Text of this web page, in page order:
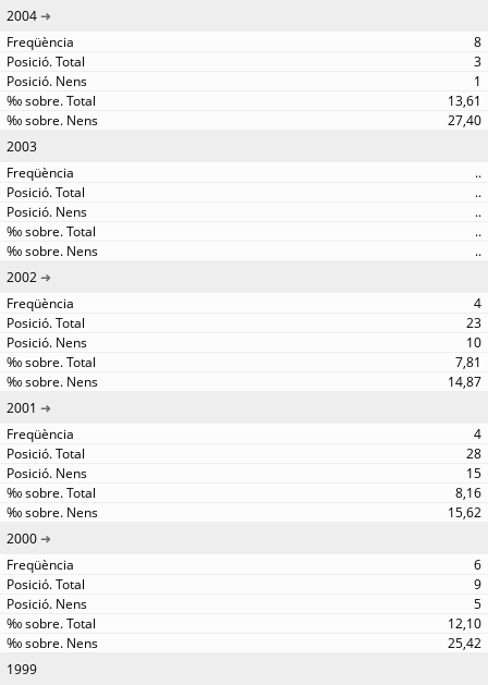
2004
8
3
1
13,61
27,40
2003
..
..
..
..
..
2002
4
23
10
7,81
14,87
2001
4
28
15
8,16
15,62
2000
6
9
5
12,10
25,42
1999